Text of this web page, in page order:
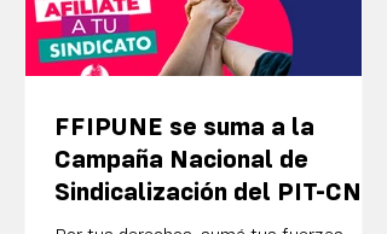
FFIPUNE se suma a la
Campaña Nacional de
Sindicalización del PIT-CNT